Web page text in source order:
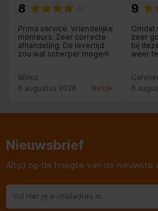
8
Prima service. Vriendelijke
monteurs. Zeer correcte
afhandeling. De levertijd
zou wat scherper mogen!
Winus
6 augustus 2026
Bekijk
9
Omdat
zeer
bij
weer
(ca. 14
dat
6
Nieuwsbrief
Altijd op de hoogte van de nieuwste